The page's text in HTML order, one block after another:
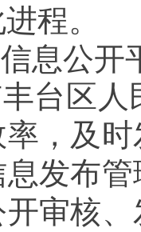
程。
信息公
台区
，及
发布
审核